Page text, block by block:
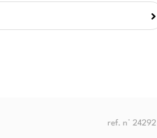
ref. n° 24292